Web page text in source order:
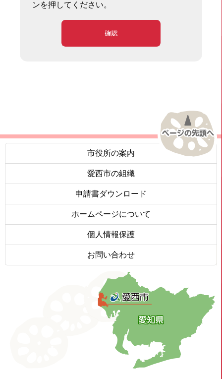
ンを押してください。
確認
市役所の案内
愛西市の組織
申請書ダウンロード
ホームページについて
個人情報保護
お問い合わせ